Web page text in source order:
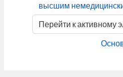
высшим
Перейти к активному